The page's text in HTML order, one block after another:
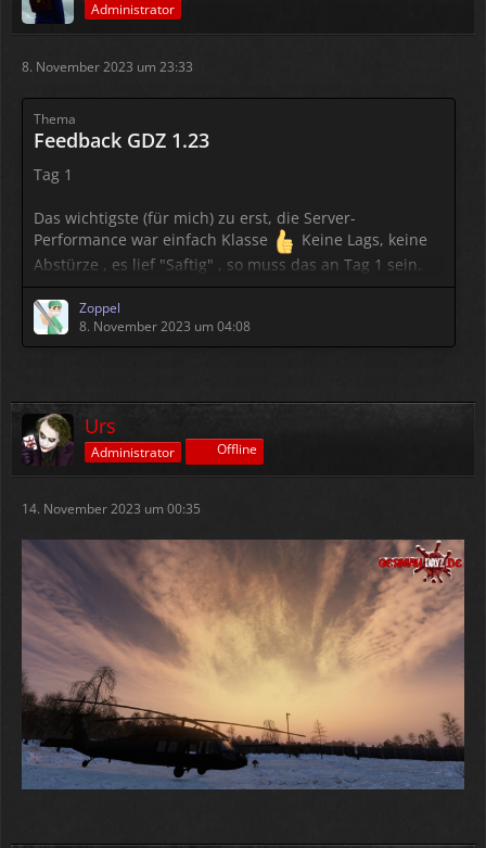
in der Winter-Zeit deaktiviert)
Administrator
8. November 2023 um 23:33
Thema
Feedback GDZ 1.23
Tag 1
Das wichtigste (für mich) zu erst, die Server-
Performance war einfach Klasse
Keine Lags, keine
Abstürze , es lief "Saftig" , so muss das an Tag 1 sein.
Sehr schön und danke dafür.
DerWinter
sind mit der Wintermap (was das angeht, lieber etwas
eher als zu spät). Da kam der Patch zu einem guten
Zeitpunkt und es war vollkommen richtig jetzt…
Zoppel
8. November 2023 um 04:08
Urs
Administrator Offline
14. November 2023 um 00:35